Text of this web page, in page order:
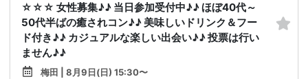
☆☆☆ 女性募集♪♪ 当日参加受付中♪♪ ほぼ40代～
50代半ばの癒されコン♪♪ 美味しいドリンク＆フー
ド付き♪♪ カジュアルな楽しい出会い♪♪ 投票は行い
ません♪♪
梅田 | 8月9日(日) 15:30〜